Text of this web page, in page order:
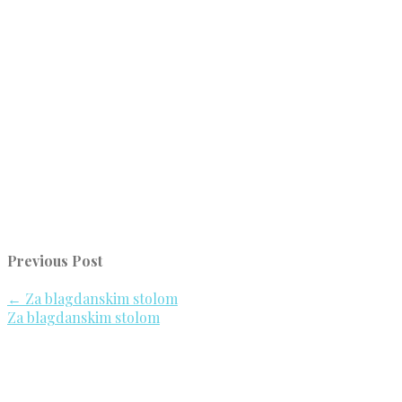
Previous Post
← Za blagdanskim stolom
Za blagdanskim stolom